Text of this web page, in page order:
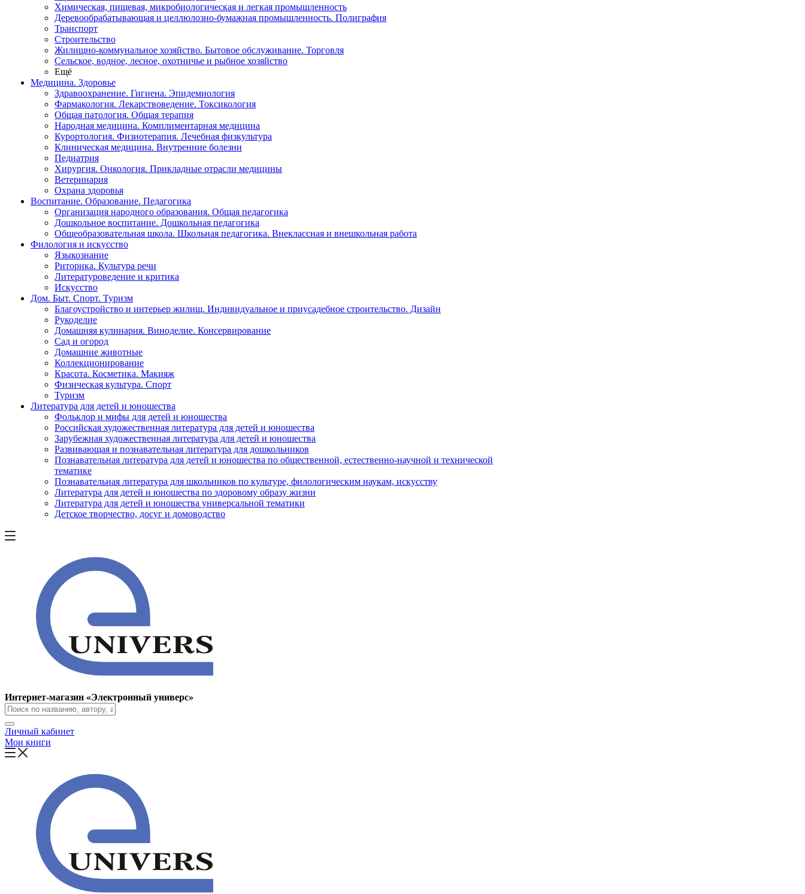
Химическая, пищевая, микробиологическая и легкая промышленность
Деревообрабатывающая и целлюлозно-бумажная промышленность. Полиграфия
Транспорт
Строительство
Жилищно-коммунальное хозяйство. Бытовое обслуживание. Торговля
Сельское, водное, лесное, охотничье и рыбное хозяйство
Ещё
Медицина. Здоровье
Здравоохранение. Гигиена. Эпидемиология
Фармакология. Лекарствоведение. Токсикология
Общая патология. Общая терапия
Народная медицина. Комплиментарная медицина
Курортология. Физиотерапия. Лечебная физкультура
Клиническая медицина. Внутренние болезни
Педиатрия
Хирургия. Онкология. Прикладные отрасли медицины
Ветеринария
Охрана здоровья
Воспитание. Образование. Педагогика
Организация народного образования. Общая педагогика
Дошкольное воспитание. Дошкольная педагогика
Общеобразовательная школа. Школьная педагогика. Внеклассная и внешкольная работа
Филология и искусство
Языкознание
Риторика. Культура речи
Литературоведение и критика
Искусство
Дом. Быт. Спорт. Туризм
Благоустройство и интерьер жилищ. Индивидуальное и приусадебное строительство. Дизайн
Рукоделие
Домашняя кулинария. Виноделие. Консервирование
Сад и огород
Домашние животные
Коллекционирование
Красота. Косметика. Макияж
Физическая культура. Спорт
Туризм
Литература для детей и юношества
Фольклор и мифы для детей и юношества
Российская художественная литература для детей и юношества
Зарубежная художественная литература для детей и юношества
Развивающая и познавательная литература для дошкольников
Познавательная литература для детей и юношества по общественной, естественно-научной и технической
тематике
Познавательная литература для школьников по культуре, филологическим наукам, искусству
Литература для детей и юношества по здоровому образу жизни
Литература для детей и юношества универсальной тематики
Детское творчество, досуг и домоводство
Интернет-магазин «Электронный универс»
Личный кабинет
Мои книги